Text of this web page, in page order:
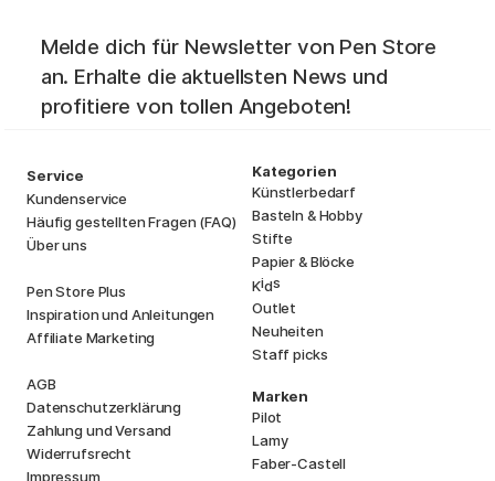
Melde dich für Newsletter von Pen Store
an. Erhalte die aktuellsten News und
profitiere von tollen Angeboten!
Service
Kundenservice
Häufig gestellten Fragen (FAQ)
Über uns
Pen Store Plus
Inspiration und Anleitungen
Affiliate Marketing
AGB
Datenschutzerklärung
Zahlung und Versand
Widerrufsrecht
Impressum
Kategorien
Künstlerbedarf
Basteln & Hobby
Stifte
Papier & Blöcke
Kids
Outlet
Neuheiten
Staff picks
Marken
Pilot
Lamy
Faber-Castell